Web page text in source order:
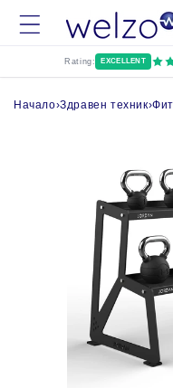
Пропуснете до
съдържание
Rating: EXCELLENT
Начало›Здравен техник›